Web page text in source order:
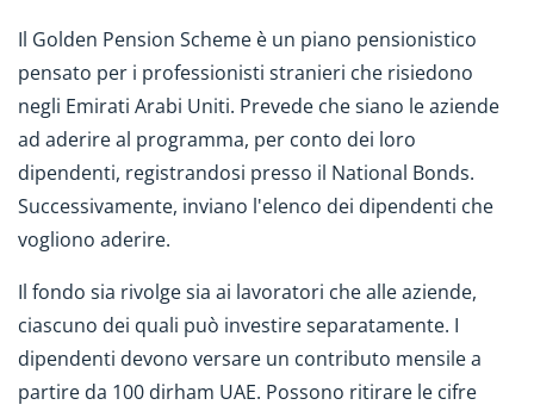
Il Golden Pension Scheme è un piano pensionistico
pensato per i professionisti stranieri che risiedono
negli Emirati Arabi Uniti. Prevede che siano le aziende
ad aderire al programma, per conto dei loro
dipendenti, registrandosi presso il National Bonds.
Successivamente, inviano l'elenco dei dipendenti che
vogliono aderire.
Il fondo sia rivolge sia ai lavoratori che alle aziende,
ciascuno dei quali può investire separatamente. I
dipendenti devono versare un contributo mensile a
partire da 100 dirham UAE. Possono ritirare le cifre